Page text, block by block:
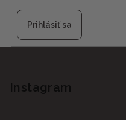
Prihlásiť sa
Instagram